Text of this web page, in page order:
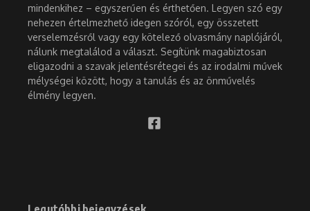
mindenkihez – egyszerűen és érthetően. Legyen szó egy
nehezen értelmezhető idegen szóról, egy összetett
verselemzésről vagy egy kötelező olvasmány naplójáról,
nálunk megtalálod a választ. Segítünk magabiztosan
eligazodni a szavak jelentésrétegei és az irodalmi művek
mélységei között, hogy a tanulás és az önművelés
élmény legyen.